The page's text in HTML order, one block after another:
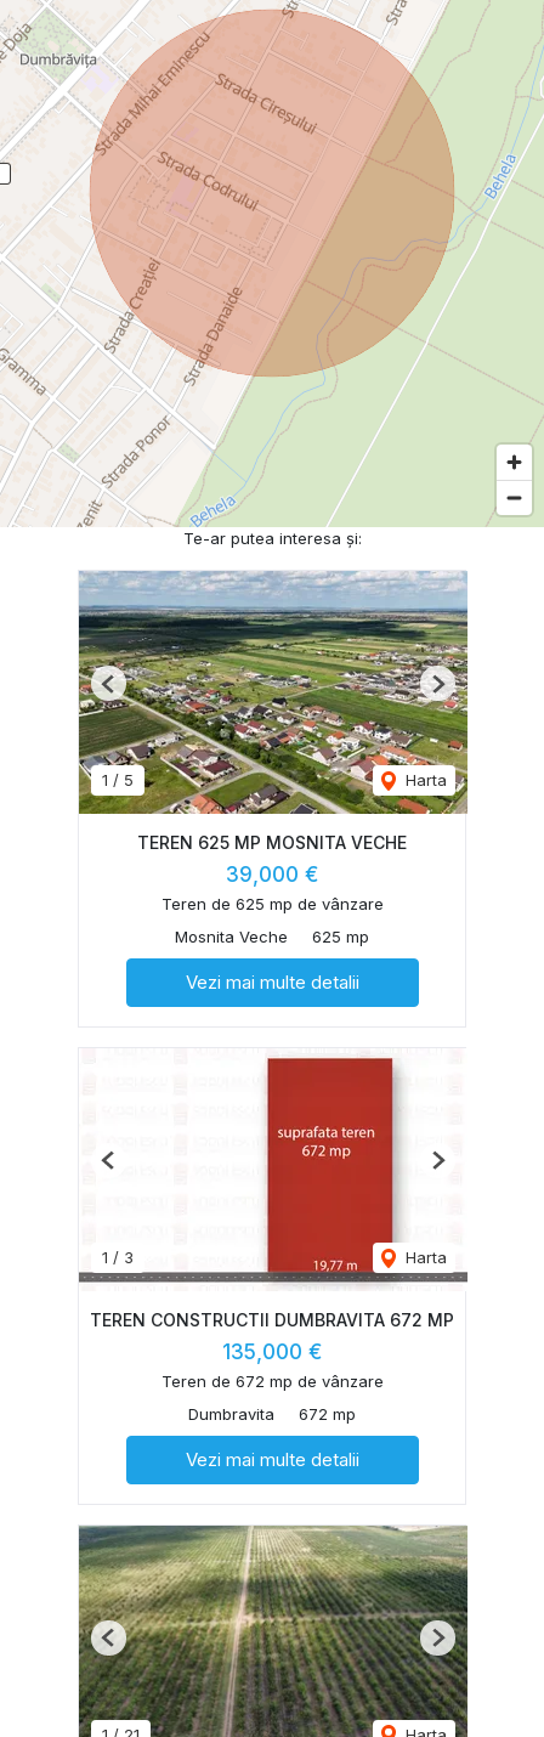
Te-ar putea interesa și:
1 / 5 Harta
Previous Next
TEREN 625 MP MOSNITA VECHE
39,000 €
Teren de 625 mp de vânzare
Mosnita Veche
625 mp
Vezi mai multe detalii
1 / 3 Harta
Previous Next
TEREN CONSTRUCTII DUMBRAVITA 672 MP
135,000 €
Teren de 672 mp de vânzare
Dumbravita
672 mp
Vezi mai multe detalii
Previous Next